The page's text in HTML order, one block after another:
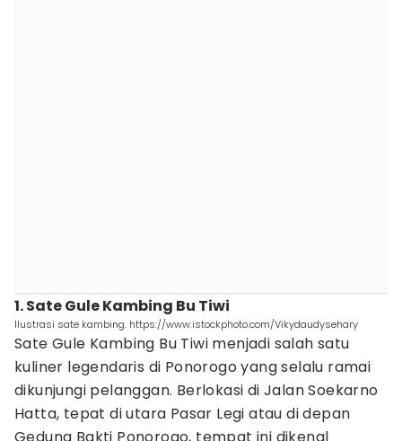
1. Sate Gule Kambing Bu Tiwi
Ilustrasi sate kambing. https://www.istockphoto.com/Vikydaudysehary
Sate Gule Kambing Bu Tiwi menjadi salah satu
kuliner legendaris di Ponorogo yang selalu ramai
dikunjungi pelanggan. Berlokasi di Jalan Soekarno
Hatta, tepat di utara Pasar Legi atau di depan